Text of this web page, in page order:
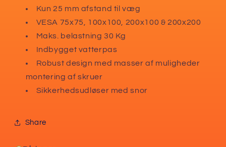
Kun 25 mm afstand til væg
VESA 75x75, 100x100, 200x100 & 200x200
Maks. belastning 30 Kg
Indbygget vatterpas
Robust design med masser af muligheder
montering af skruer
Sikkerhedsudløser med snor
Share